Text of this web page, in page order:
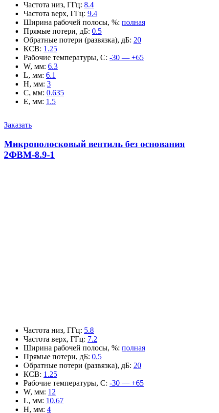
Частота низ, ГГц: 8.4
Частота верх, ГГц: 9.4
Ширина рабочей полосы, %: полная
Прямые потери, дБ: 0.5
Обратные потери (развязка), дБ: 20
КСВ: 1.25
Рабочие температуры, С: -30 — +65
W, мм: 6.3
L, мм: 6.1
H, мм: 3
C, мм: 0.635
E, мм: 1.5
Заказать
Микрополосковый вентиль без основания
2ФВМ-8.9-1
Частота низ, ГГц: 5.8
Частота верх, ГГц: 7.2
Ширина рабочей полосы, %: полная
Прямые потери, дБ: 0.5
Обратные потери (развязка), дБ: 20
КСВ: 1.25
Рабочие температуры, С: -30 — +65
W, мм: 12
L, мм: 10.67
H, мм: 4